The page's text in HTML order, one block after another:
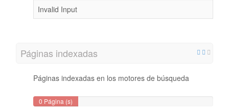
Invalid Input
Páginas indexadas
Páginas indexadas en los motores de búsqueda
0 Página (s)